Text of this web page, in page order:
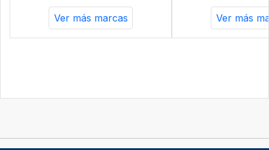
Ver más marcas Ver más